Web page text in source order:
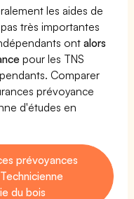
les aides de
très importantes
ontalors
pour les TNS
Comparer
prévoyance
d'études en
prévoyances
du bois